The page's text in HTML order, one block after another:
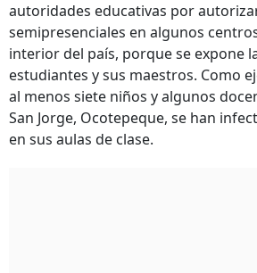
autoridades educativas por
semipresenciales en algunos
interior del país, porque se expone
estudiantes y sus maestros. Como
al menos siete niños y algunos
San Jorge, Ocotepeque, se han
en sus aulas de clase.